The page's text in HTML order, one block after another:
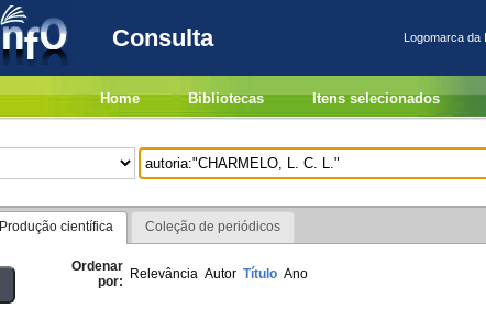
Consulta Logomarca da
Home Bibliotecas Itens selecionados
Produção científica Coleção de periódicos
Ordenar
por: Relevância Autor Título Ano